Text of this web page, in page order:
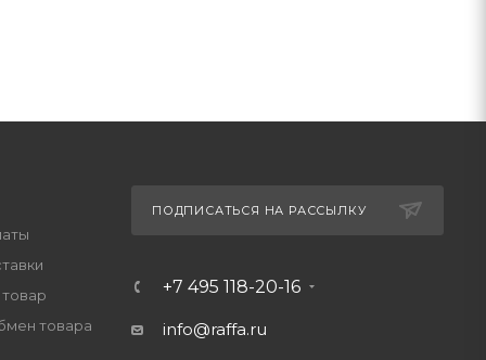
товар
товара
ПОДПИСАТЬСЯ НА РАССЫЛКУ
+7 495 118-20-16
info@raffa.ru